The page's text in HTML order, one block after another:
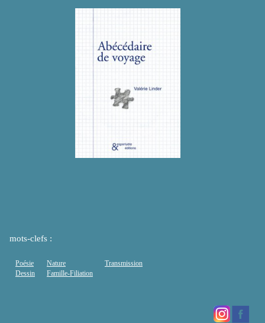
mots-clefs :
Poésie
Dessin
Nature
Famille-Filiation
Transmission